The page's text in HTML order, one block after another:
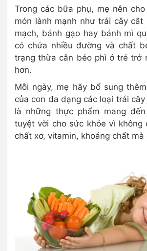
Trong các bữa phụ, mẹ nên
món lành mạnh như trái cây cắt
mạch, bánh gạo hay bánh mì
có chứa nhiều đường và chất
trạng thừa cân béo phì ở trẻ trở
hơn.
Mỗi ngày, mẹ hãy bổ sung
của con đa dạng các loại trái
là những thực phẩm mang
tuyệt vời cho sức khỏe vì không
chất xơ, vitamin, khoáng chất mà